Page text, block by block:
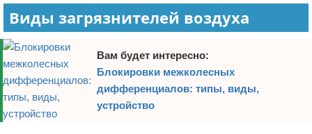
Виды загрязнителей воздуха
Вам будет интересно:
Блокировки межколесных
дифференциалов: типы, виды,
устройство